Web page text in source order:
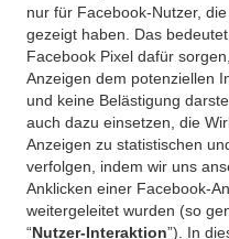
nur für Facebook-Nutzer,
gezeigt haben. Das
Facebook Pixel dafür
Anzeigen dem potenziellen
und keine Belästigung
auch dazu einsetzen, die
Anzeigen zu statistischen
verfolgen, indem wir uns
Anklicken einer Facebook-
weitergeleitet wurden (so
“Nutzer-Interaktion”). In